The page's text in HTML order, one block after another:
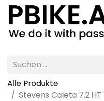
Alle Produkte
Stevens Caleta 7.2